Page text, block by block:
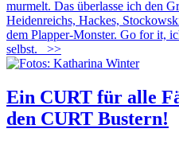
murmelt. Das überlasse ich den
Heidenreichs, Hackes,
dem Plapper-Monster. Go for it,
selbst.
>>
Ein CURT für alle
den CURT Bustern!